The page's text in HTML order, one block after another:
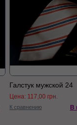
Галстук мужской 24
Цена: 117,00 грн.
К сравнению В